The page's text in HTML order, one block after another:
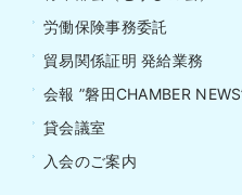
労働保険事務委託
貿易関係証明 発給業務
会報 ”磐田CHAMBER
貸会議室
入会のご案内